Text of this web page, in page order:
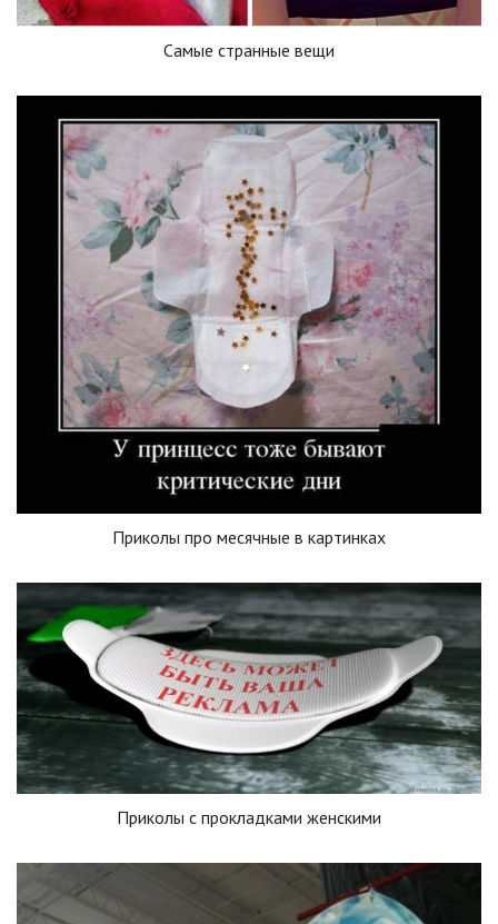
Самые странные вещи
Приколы про месячные в картинках
Приколы с прокладками женскими